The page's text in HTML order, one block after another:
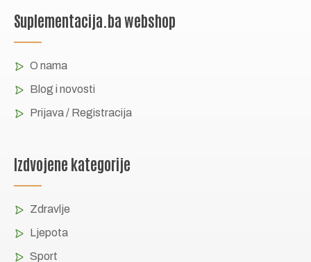
Suplementacija.ba webshop
O nama
Blog i novosti
Prijava / Registracija
Izdvojene kategorije
Zdravlje
Ljepota
Sport